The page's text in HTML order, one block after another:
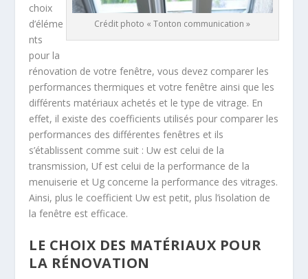
Crédit photo « Tonton communication »
choix
d’éléme
nts
pour la
rénovation de votre fenêtre, vous devez comparer les
performances thermiques et votre fenêtre ainsi que les
différents matériaux achetés et le type de vitrage. En
effet, il existe des coefficients utilisés pour comparer les
performances des différentes fenêtres et ils
s’établissent comme suit : Uw est celui de la
transmission, Uf est celui de la performance de la
menuiserie et Ug concerne la performance des vitrages.
Ainsi, plus le coefficient Uw est petit, plus l’isolation de
la fenêtre est efficace.
LE CHOIX DES MATÉRIAUX POUR
LA RÉNOVATION